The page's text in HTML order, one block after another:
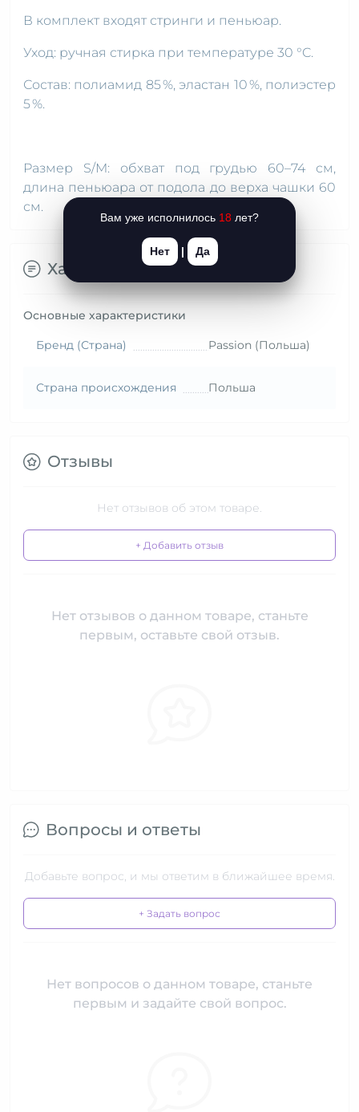
В комплект входят стринги и пеньюар.
Уход: ручная стирка при температуре 30 °C.
Состав: полиамид 85 %, эластан 10 %, полиэстер
5 %.
Размер S/M: обхват под грудью 60–74 см,
длина пеньюара от подола до верха чашки 60
см.
Характеристики
Основные характеристики
Бренд (Страна) Passion (Польша)
Страна происхождения Польша
Отзывы
Нет отзывов об этом товаре.
+ Добавить отзыв
Нет отзывов о данном товаре, станьте
первым, оставьте свой отзыв.
Вопросы и ответы
Добавьте вопрос, и мы ответим в ближайшее время.
+ Задать вопрос
Нет вопросов о данном товаре, станьте
первым и задайте свой вопрос.
Вам уже исполнилось 18 лет?
Нет | Да